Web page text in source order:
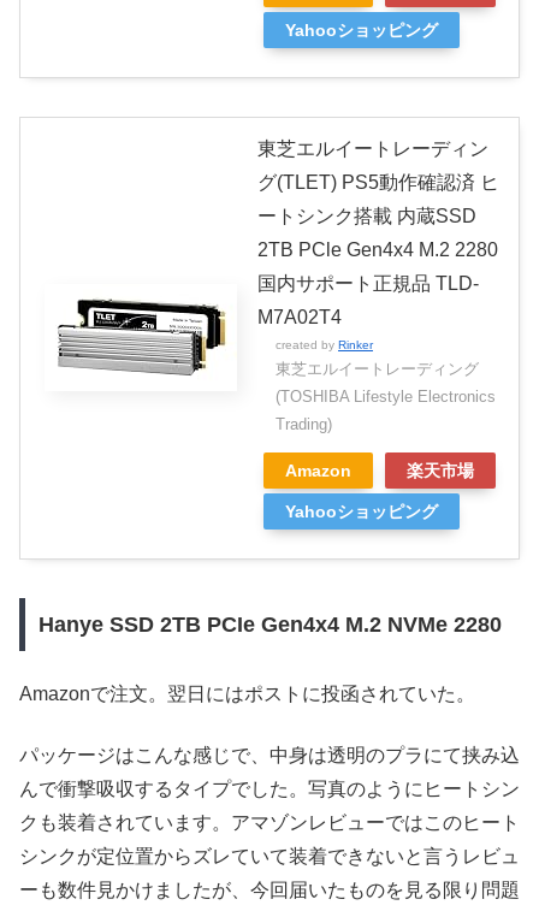
Yahooショッピング
東芝エルイートレーディン
グ(TLET) PS5動作確認済 ヒ
ートシンク搭載 内蔵SSD
2TB PCle Gen4x4 M.2 2280
国内サポート正規品 TLD-
M7A02T4
created by Rinker
東芝エルイートレーディング
(TOSHIBA Lifestyle Electronics
Trading)
Amazon 楽天市場
Yahooショッピング
Hanye SSD 2TB PCIe Gen4x4 M.2 NVMe 2280
Amazonで注文。翌日にはポストに投函されていた。
パッケージはこんな感じで、中身は透明のプラにて挟み込
んで衝撃吸収するタイプでした。写真のようにヒートシン
クも装着されています。アマゾンレビューではこのヒート
シンクが定位置からズレていて装着できないと言うレビュ
ーも数件見かけましたが、今回届いたものを見る限り問題